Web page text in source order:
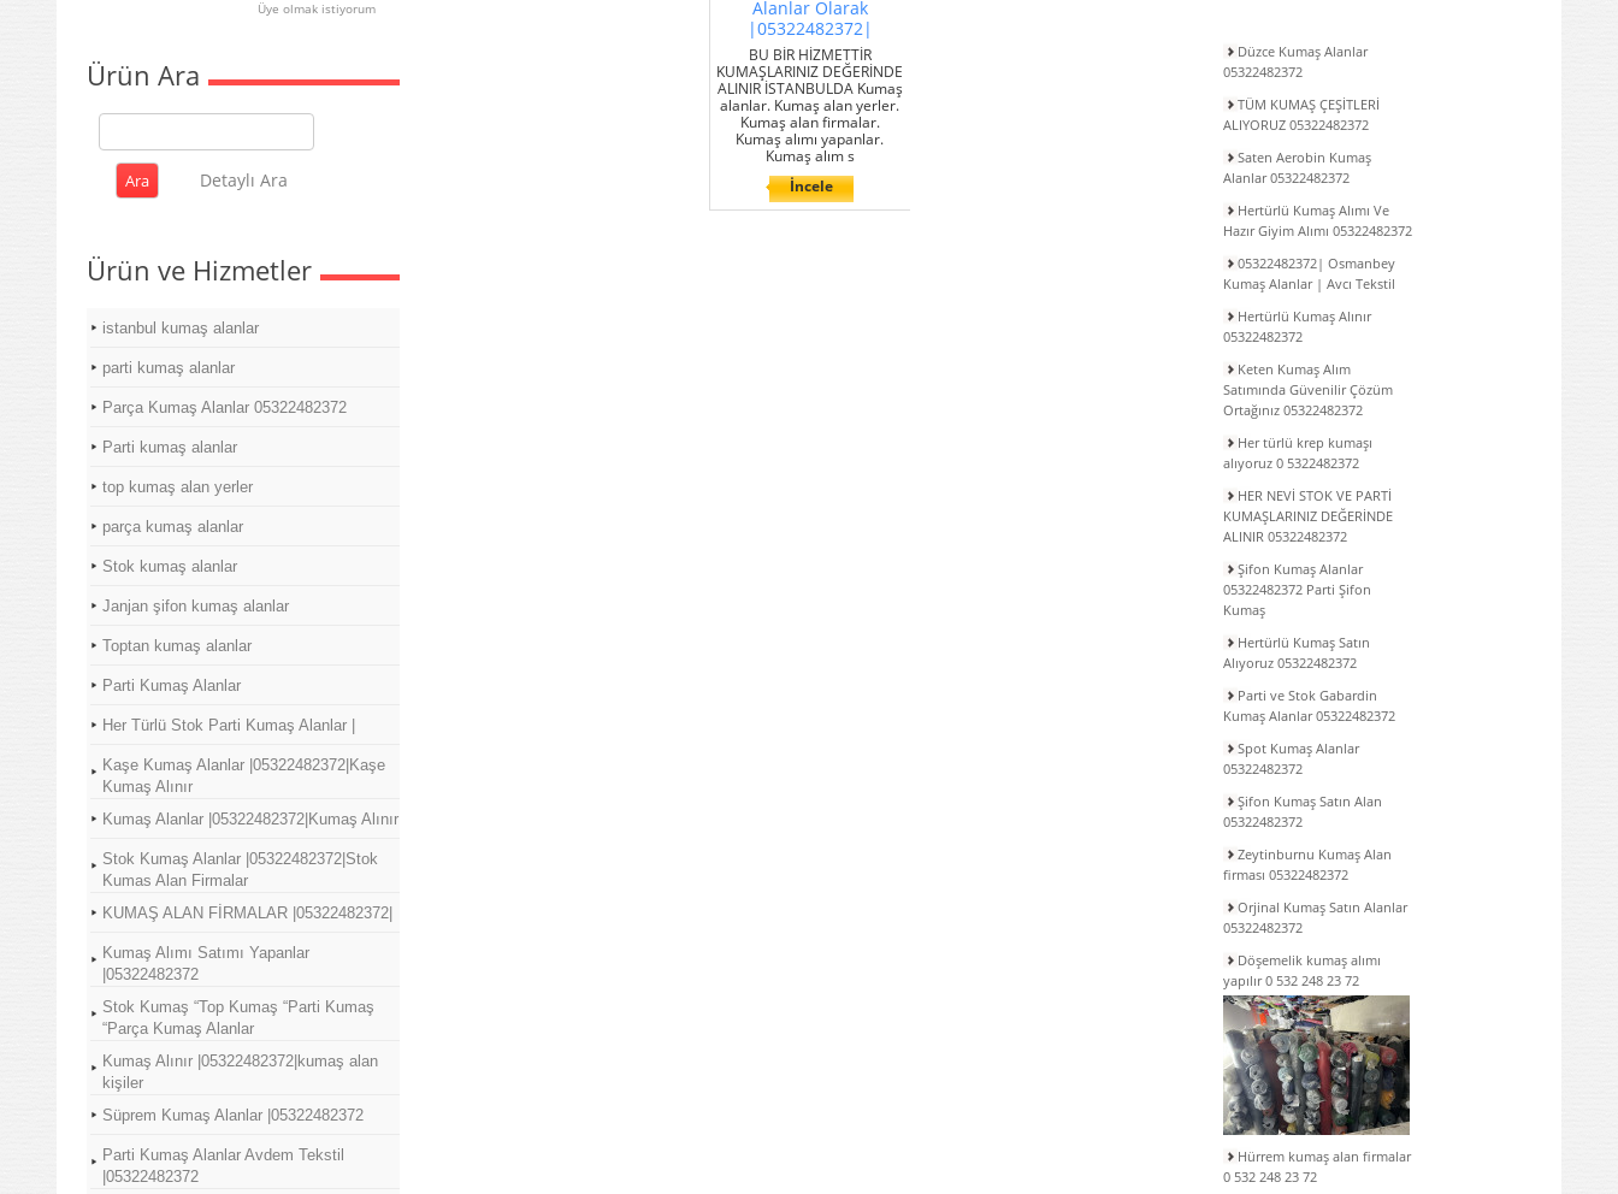
Üye olmak istiyorum
Ürün Ara
Detaylı Ara
Ürün ve Hizmetler
istanbul kumaş alanlar
parti kumaş alanlar
Parça Kumaş Alanlar 05322482372
Parti kumaş alanlar
top kumaş alan yerler
parça kumaş alanlar
Stok kumaş alanlar
Janjan şifon kumaş alanlar
Toptan kumaş alanlar
Parti Kumaş Alanlar
Her Türlü Stok Parti Kumaş Alanlar |
Kaşe Kumaş Alanlar |05322482372|Kaşe
Kumaş Alınır
Kumaş Alanlar |05322482372|Kumaş Alınır
Stok Kumaş Alanlar |05322482372|Stok
Kumas Alan Firmalar
KUMAŞ ALAN FİRMALAR |05322482372|
Kumaş Alımı Satımı Yapanlar
|05322482372
Stok Kumaş “Top Kumaş “Parti Kumaş
“Parça Kumaş Alanlar
Kumaş Alınır |05322482372|kumaş alan
kişiler
Süprem Kumaş Alanlar |05322482372
Parti Kumaş Alanlar Avdem Tekstil
|05322482372
Alanlar Olarak
|05322482372|
BU BİR HİZMETTİR
KUMAŞLARINIZ DEĞERİNDE
ALINIR İSTANBULDA Kumaş
alanlar. Kumaş alan yerler.
Kumaş alan firmalar.
Kumaş alımı yapanlar.
Kumaş alım s
İncele
Düzce Kumaş Alanlar
05322482372
TÜM KUMAŞ ÇEŞİTLERİ
ALIYORUZ 05322482372
Saten Aerobin Kumaş
Alanlar 05322482372
Hertürlü Kumaş Alımı Ve
Hazır Giyim Alımı 05322482372
05322482372| Osmanbey
Kumaş Alanlar | Avcı Tekstil
Hertürlü Kumaş Alınır
05322482372
Keten Kumaş Alım
Satımında Güvenilir Çözüm
Ortağınız 05322482372
Her türlü krep kumaşı
alıyoruz 0 5322482372
HER NEVİ STOK VE PARTİ
KUMAŞLARINIZ DEĞERİNDE
ALINIR 05322482372
Şifon Kumaş Alanlar
05322482372 Parti Şifon
Kumaş
Hertürlü Kumaş Satın
Alıyoruz 05322482372
Parti ve Stok Gabardin
Kumaş Alanlar 05322482372
Spot Kumaş Alanlar
05322482372
Şifon Kumaş Satın Alan
05322482372
Zeytinburnu Kumaş Alan
firması 05322482372
Orjinal Kumaş Satın Alanlar
05322482372
Döşemelik kumaş alımı
yapılır 0 532 248 23 72
Hürrem kumaş alan firmalar
0 532 248 23 72